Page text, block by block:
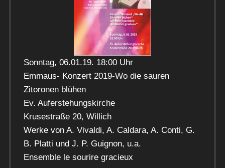
Sonntag, 06.01.19. 18:00 Uhr
Emmaus- Konzert 2019-Wo die sauren
Zitoronen blühen
Ev. Auferstehungskirche
Krusestraße 20, Willich
Werke von A. Vivaldi, A. Caldara, A. Conti, G.
B. Platti und J. P. Guignon, u.a.
Ensemble le sourire gracieux